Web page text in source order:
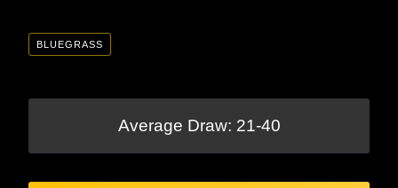
BLUEGRASS
Average Draw: 21-40